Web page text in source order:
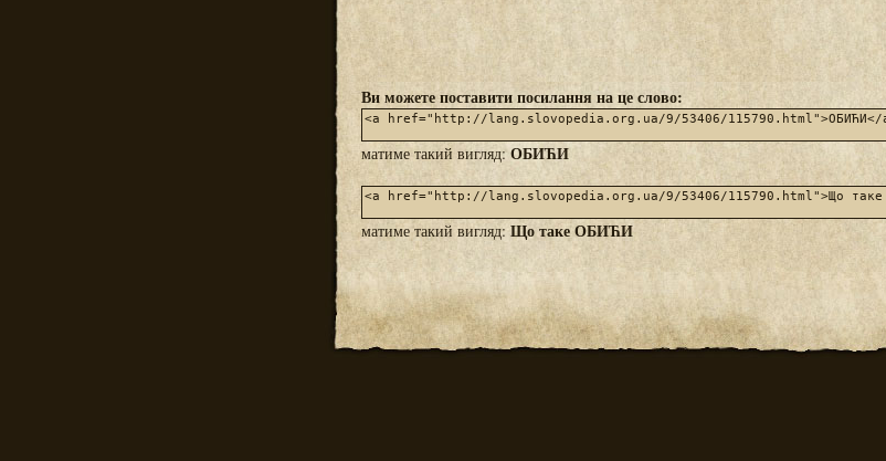
Ви можете поставити посилання на це слово:
матиме такий вигляд:ОБИЋИ
матиме такий вигляд: Що таке ОБИЋИ